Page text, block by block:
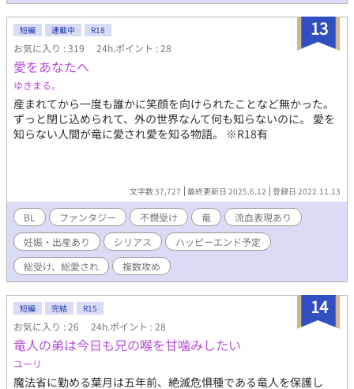
13
短編 連載中 R18
お気に入り : 319 24h.ポイント : 28
愛をあなたへ
ゆきまる。
産まれてから一度も誰かに笑顔を向けられたことなど無かった。
ずっと閉じ込められて、外の世界なんて何も知らないのに。 愛を
知らない人間が竜に愛され愛を知る物語。 ※R18有
文字数 37,727 最終更新日 2025.6.12 登録日 2022.11.13
BL ファンタジー 不憫受け 竜
流血表現あり
妊娠・出産あり
シリアス
ハッピーエンド予定
総受け、総愛され
複数攻め
14
短編 完結 R15
お気に入り : 26 24h.ポイント : 28
竜人の弟は今日も兄の喉を甘噛みしたい
ユーリ
魔法省に勤める葉月は五年前、絶滅危惧種である竜人を保護し